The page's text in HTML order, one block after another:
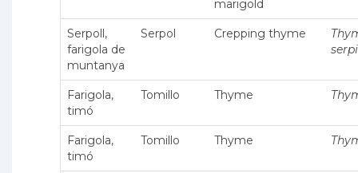
marigold
Serpoll,
farigola de
muntanya
Serpol Crepping thyme
Farigola,
timó
Tomillo Thyme
Farigola,
timó
Tomillo Thyme